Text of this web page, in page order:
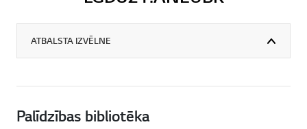
ATBALSTA IZVĒLNE
Palīdzības bibliotēka